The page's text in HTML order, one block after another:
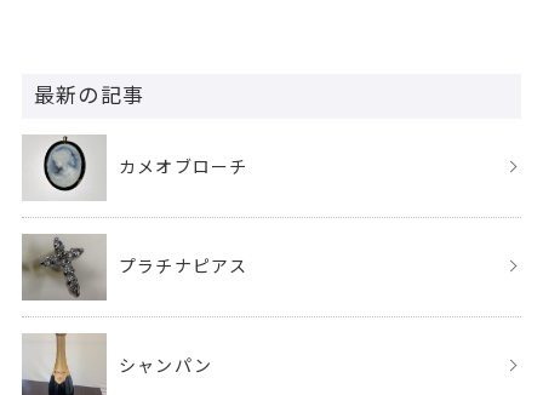
最新の記事
カメオブローチ
プラチナピアス
シャンパン